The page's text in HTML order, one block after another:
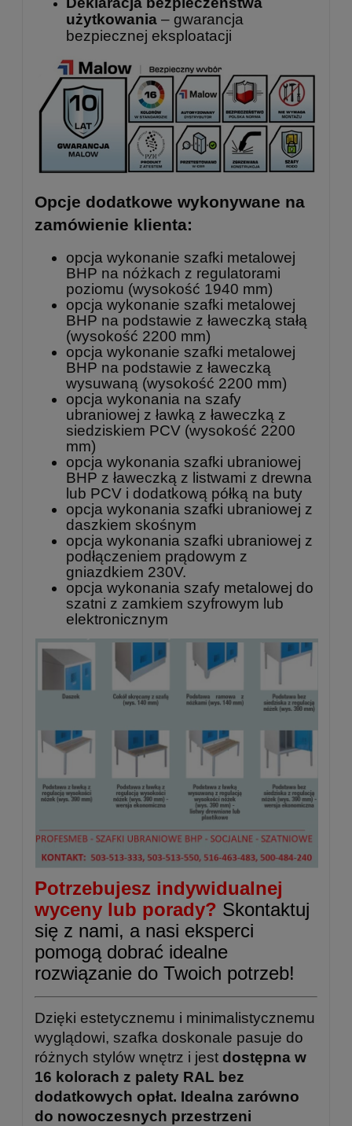
użytkowania – gwarancja
bezpiecznej eksploatacji
Opcje dodatkowe wykonywane na
zamówienie klienta:
opcja wykonanie szafki metalowej
BHP na nóżkach z regulatorami
poziomu (wysokość 1940 mm)
opcja wykonanie szafki metalowej
BHP na podstawie z ławeczką stałą
(wysokość 2200 mm)
opcja wykonanie szafki metalowej
BHP na podstawie z ławeczką
wysuwaną (wysokość 2200 mm)
opcja wykonania na szafy
ubraniowej z ławką z ławeczką z
siedziskiem PCV (wysokość 2200
mm)
opcja wykonania szafki ubraniowej
BHP z ławeczką z listwami z drewna
lub PCV i dodatkową półką na buty
opcja wykonania szafki ubraniowej z
daszkiem skośnym
opcja wykonania szafki ubraniowej z
podłączeniem prądowym z
gniazdkiem 230V.
opcja wykonania szafy metalowej do
szatni z zamkiem szyfrowym lub
elektronicznym
Potrzebujesz indywidualnej
wyceny lub porady? Skontaktuj
się z nami, a nasi eksperci
pomogą dobrać idealne
rozwiązanie do Twoich potrzeb!
Dzięki estetycznemu i minimalistycznemu
wyglądowi, szafka doskonale pasuje do
różnych stylów wnętrz i jest dostępna w
16 kolorach z palety RAL bez
dodatkowych opłat. Idealna zarówno
do nowoczesnych przestrzeni